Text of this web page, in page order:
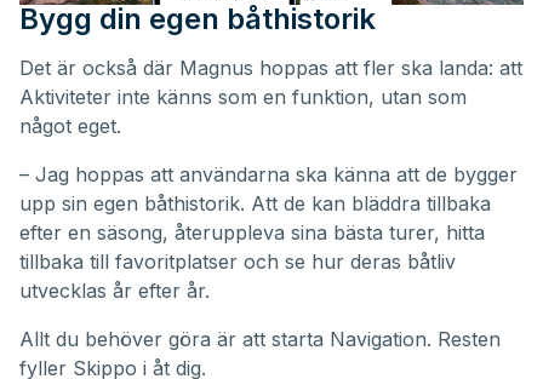
Bygg din egen båthistorik
Det är också där Magnus hoppas att fler ska landa: att
Aktiviteter inte känns som en funktion, utan som
något eget.
– Jag hoppas att användarna ska känna att de bygger
upp sin egen båthistorik. Att de kan bläddra tillbaka
efter en säsong, återuppleva sina bästa turer, hitta
tillbaka till favoritplatser och se hur deras båtliv
utvecklas år efter år.
Allt du behöver göra är att starta Navigation. Resten
fyller Skippo i åt dig.